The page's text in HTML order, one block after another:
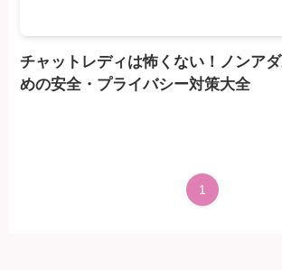
チャットレディは怖くない！ノンア
めの安全・プライバシー対策大全
1